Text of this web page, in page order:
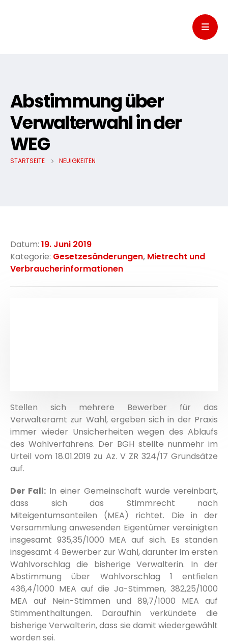
Abstimmung über
Verwalterwahl in der
WEG
STARTSEITE NEUIGKEITEN
Datum: 19. Juni 2019
Kategorie: Gesetzesänderungen, Mietrecht und
Verbraucherinformationen
Stellen sich mehrere Bewerber für das
Verwalteramt zur Wahl, ergeben sich in der Praxis
immer wieder Unsicherheiten wegen des Ablaufs
des Wahlverfahrens. Der BGH stellte nunmehr im
Urteil vom 18.01.2019 zu Az. V ZR 324/17 Grundsätze
auf.
Der Fall: In einer Gemeinschaft wurde vereinbart,
dass sich das Stimmrecht nach
Miteigentumsanteilen (MEA) richtet. Die in der
Versammlung anwesenden Eigentümer vereinigten
insgesamt 935,35/1000 MEA auf sich. Es standen
insgesamt 4 Bewerber zur Wahl, darunter im ersten
Wahlvorschlag die bisherige Verwalterin. In der
Abstimmung über Wahlvorschlag 1 entfielen
436,4/1000 MEA auf die Ja-Stimmen, 382,25/1000
MEA auf Nein-Stimmen und 89,7/1000 MEA auf
Stimmenthaltungen. Daraufhin verkündete die
bisherige Verwalterin, dass sie damit wiedergewählt
worden sei.